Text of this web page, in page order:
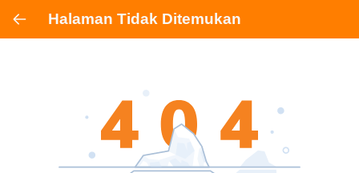
Halaman Tidak Ditemukan